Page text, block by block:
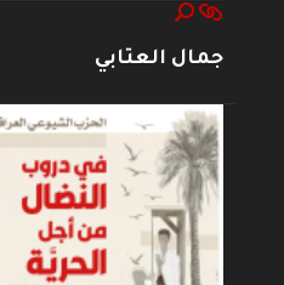
جمال العتابي